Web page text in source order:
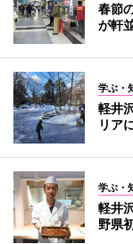
春節
が軒
学ぶ・
軽井
リア
学ぶ・
軽井
野県